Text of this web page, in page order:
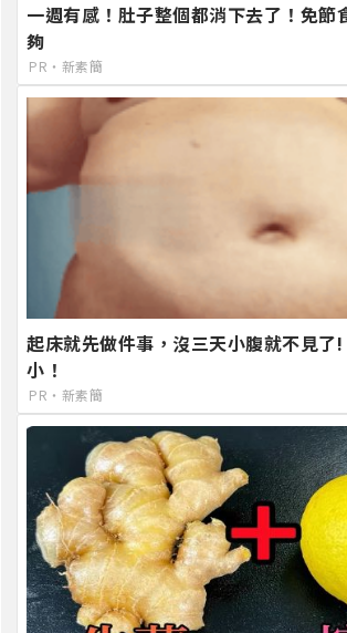
一週有感！肚子整個都消下去了！免節
夠
PR・新素簡
起床就先做件事，沒三天小腹就不見了
小！
PR・新素簡